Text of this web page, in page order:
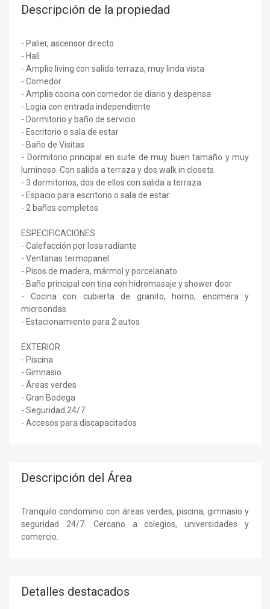
Descripción de la propiedad
- Palier, ascensor directo
- Hall
- Amplio living con salida terraza, muy linda vista
- Comedor
- Amplia cocina con comedor de diario y despensa
- Logia con entrada independiente
- Dormitorio y baño de servicio
- Escritorio o sala de estar
- Baño de Visitas
- Dormitorio principal en suite de muy buen tamaño y muy
luminoso. Con salida a terraza y dos walk in closets
- 3 dormitorios, dos de ellos con salida a terraza
- Espacio para escritorio o sala de estar
- 2 baños completos
ESPECIFICACIONES
- Calefacción por losa radiante
- Ventanas termopanel
- Pisos de madera, mármol y porcelanato
- Baño principal con tina con hidromasaje y shower door
- Cocina con cubierta de granito, horno, encimera y
microondas
- Estacionamiento para 2 autos
EXTERIOR
- Piscina
- Gimnasio
- Áreas verdes
- Gran Bodega
- Seguridad 24/7
- Accesos para discapacitados
Descripción del Área
Tranquilo condominio con áreas verdes, piscina, gimnasio y
seguridad 24/7. Cercano a colegios, universidades y
comercio.
Detalles destacados